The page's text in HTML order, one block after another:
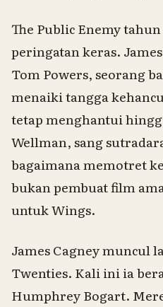
The Public Enemytahun
peringatan keras.
Tom Powers, seorang
menaiki tangga
tetap menghantui
Wellman, sang
bagaimana memotret
bukan pembuat film
untukWings.
James Cagney muncul
Twenties. Kali ini ia
Humphrey Bogart.